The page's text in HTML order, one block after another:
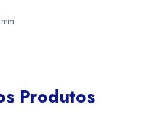
Produtos